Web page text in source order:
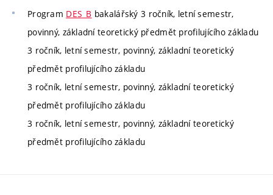
Program DES_B bakalářský 3 ročník, letní semestr,
povinný, základní teoretický předmět profilujícího základu
3 ročník, letní semestr, povinný, základní teoretický
předmět profilujícího základu
3 ročník, letní semestr, povinný, základní teoretický
předmět profilujícího základu
3 ročník, letní semestr, povinný, základní teoretický
předmět profilujícího základu